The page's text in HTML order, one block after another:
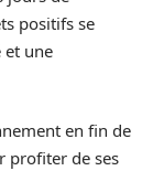
positifs se
et une
en fin de
profiter de ses